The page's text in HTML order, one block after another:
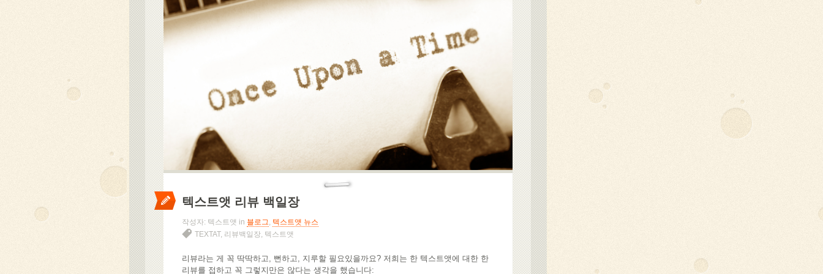
텍스트앳 리뷰 백일장
작성자: 텍스트앳 in 블로그
텍스트앳 뉴스
TEXTAT, 리뷰백일장 텍스트앳
리뷰라는 게 꼭 딱딱하고, 뻔하고, 지루할 필요있을까요? 저희는 한 텍스트앳에 대한 한
리뷰를 접하고 꼭 그렇지만은 않다는 생각을 했습니다: